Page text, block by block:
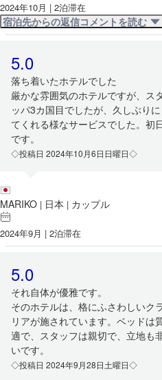
2024年10月 | 2泊滞在
宿泊先からの返信コメントを読む
5.0
落ち着いたホテルでした
厳かな雰囲気のホテルですが、ス
ッパ3カ国目でしたが、久しぶり
てくれる様なサービスでした。初
です。
◇投稿日 2024年10月6日日曜日◇
MARIKO | 日本 | カップル
2024年9月 | 2泊滞在
5.0
それ自体が優雅です。
そのホテルは、格にふさわしいク
リアが施されています。ベッドは
適で、スタッフは親切で、立地も
いです。
◇投稿日 2024年9月28日土曜日◇